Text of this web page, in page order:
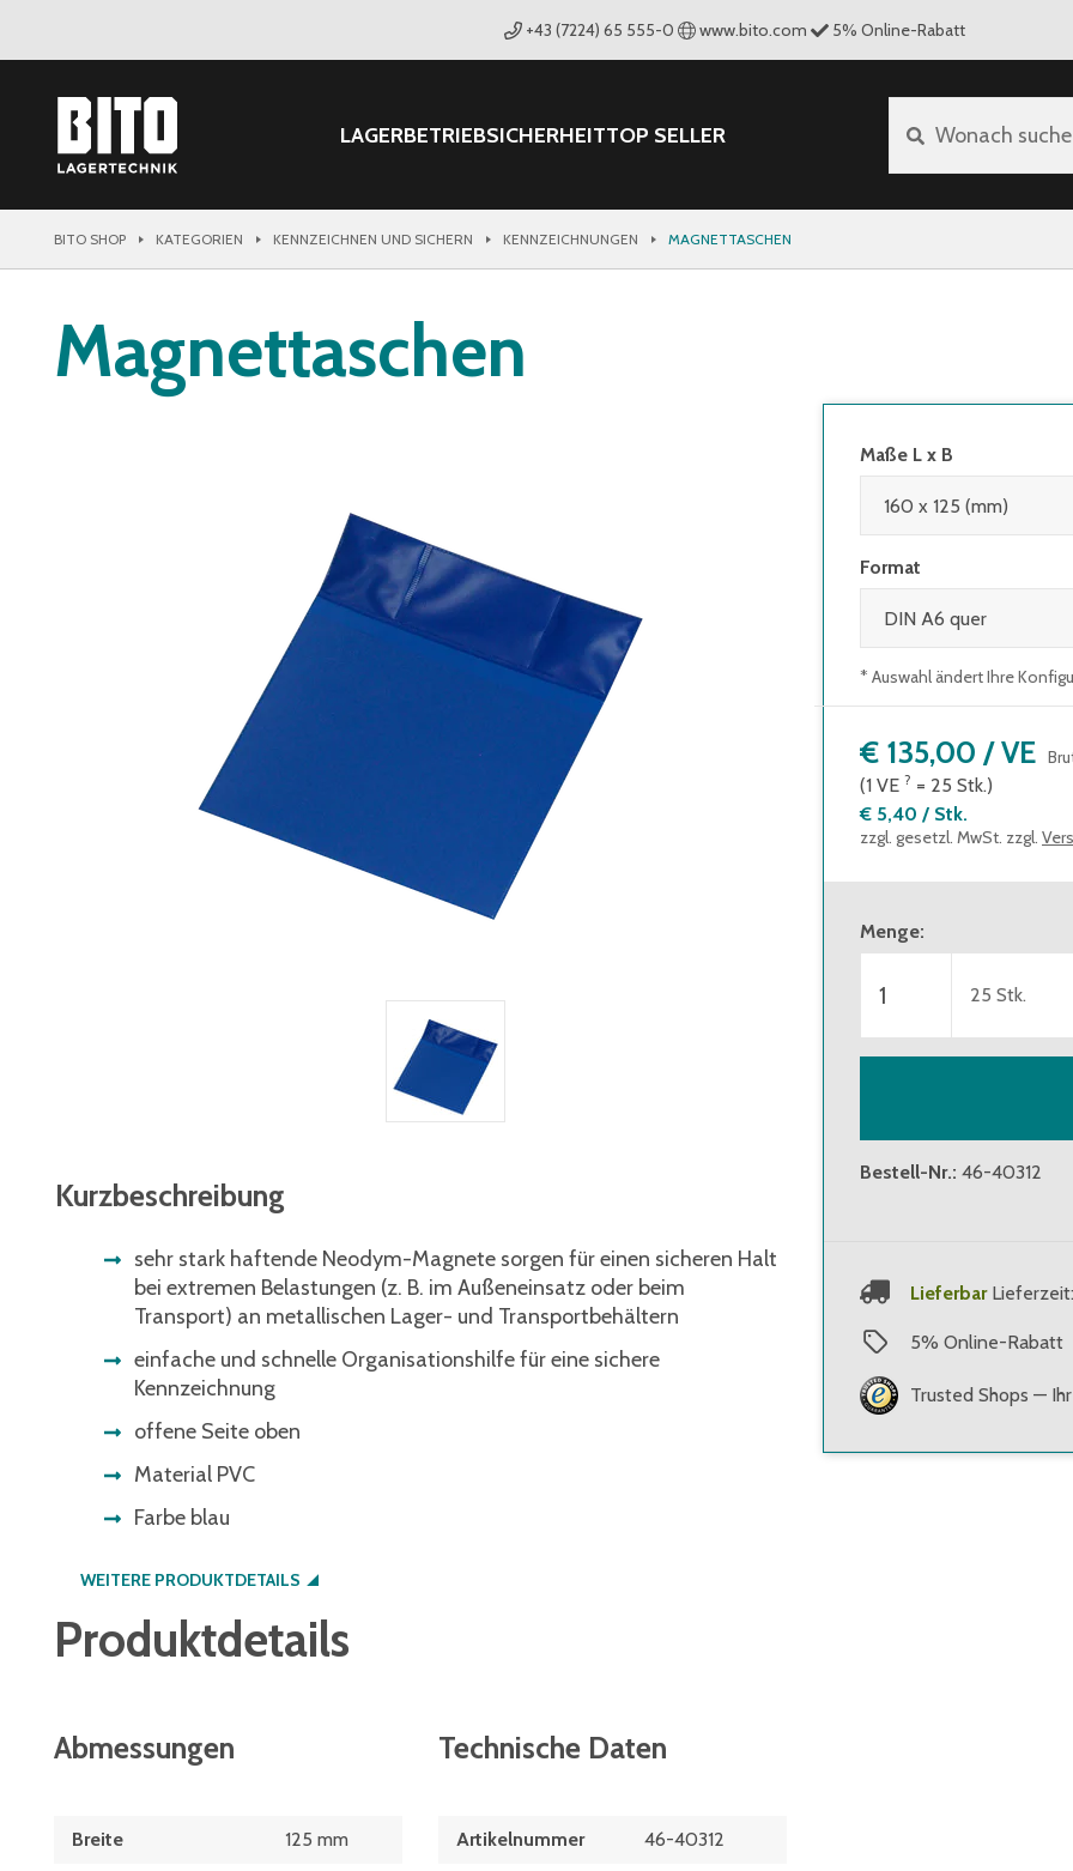
+43 (7224) 65 555-0 www.bito.com 5% Online-Rabatt
LAGERBETRIEBSICHERHEITTOP SELLER Wonach
BITO SHOP KATEGORIEN KENNZEICHNEN UND SICHERN KENNZEICHNUNGEN MAGNETTASCHEN
Magnettaschen
Kurzbeschreibung
sehr stark haftende Neodym-Magnete sorgen für einen sicheren Halt
bei extremen Belastungen (z. B. im Außeneinsatz oder beim
Transport) an metallischen Lager- und Transportbehältern
einfache und schnelle Organisationshilfe für eine sichere
Kennzeichnung
offene Seite oben
Material PVC
Farbe blau
WEITERE PRODUKTDETAILS
Produktdetails
Abmessungen
Breite 125 mm
Technische Daten
Artikelnummer 46-40312
Maße L x B
Format
* Auswahl ändert Ihre
€ 135,00 /VE
(1 VE ? = 25 Stk.)
€ 5,40 / Stk.
zzgl. gesetzl. MwSt. zzgl.
Menge:
25 Stk.
Bestell-Nr.: 46-40312
Lieferbar
5% Online-Rabatt
Trusted Shops —